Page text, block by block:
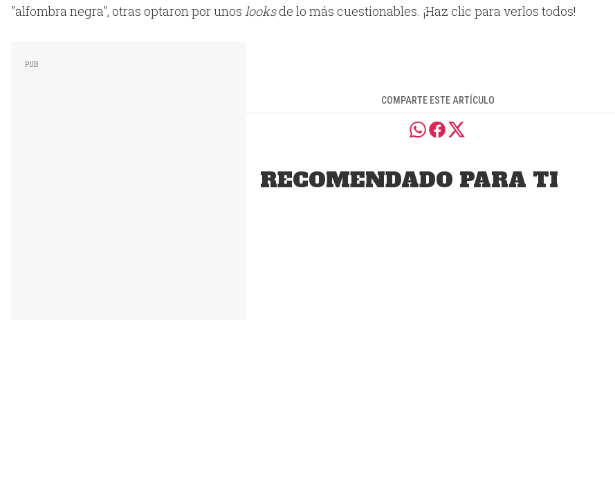
"alfombra negra", otras optaron por unos looksde lo más cuestionables. ¡Haz clic para verlos todos!
COMPARTE ESTE ARTÍCULO
RECOMENDADO PARA TI